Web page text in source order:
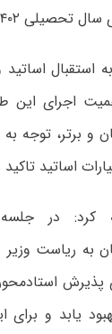
۱۴۰۲ اجرایی شد.
استقبال
اجرای این
و برتر، توجه
اساتید
کرد: در
به ریاست وزیر
یابد و